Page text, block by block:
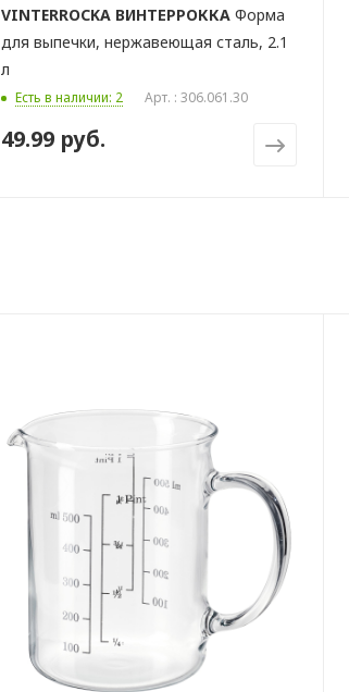
VINTERROCKA ВИНТЕРРОККА Форма
для выпечки, нержавеющая сталь, 2.1
л
Есть в наличии: 2 Арт. : 306.061.30
49.99 руб.